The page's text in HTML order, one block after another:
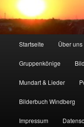
Startseite Über uns
Gruppenkönige
Mundart & Lieder
Bilderbuch Windberg
Impressum